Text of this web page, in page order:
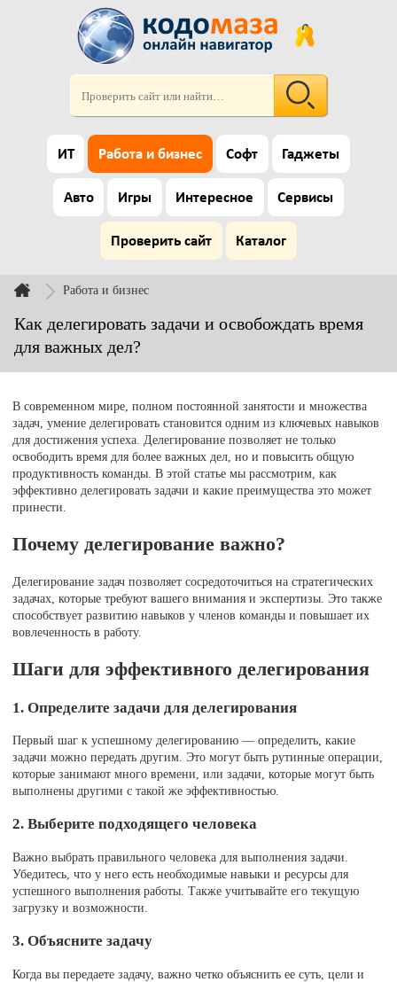
ИТ Работа и бизнес Софт Гаджеты
Авто Игры Интересное Сервисы
Проверить сайт Каталог
Работа и бизнес
Как делегировать задачи и освобождать время
для важных дел?
В современном мире, полном постоянной занятости и множества
задач, умение делегировать становится одним из ключевых навыков
для достижения успеха. Делегирование позволяет не только
освободить время для более важных дел, но и повысить общую
продуктивность команды. В этой статье мы рассмотрим, как
эффективно делегировать задачи и какие преимущества это может
принести.
Почему делегирование важно?
Делегирование задач позволяет сосредоточиться на стратегических
задачах, которые требуют вашего внимания и экспертизы. Это также
способствует развитию навыков у членов команды и повышает их
вовлеченность в работу.
Шаги для эффективного делегирования
1. Определите задачи для делегирования
Первый шаг к успешному делегированию — определить, какие
задачи можно передать другим. Это могут быть рутинные операции,
которые занимают много времени, или задачи, которые могут быть
выполнены другими с такой же эффективностью.
2. Выберите подходящего человека
Важно выбрать правильного человека для выполнения задачи.
Убедитесь, что у него есть необходимые навыки и ресурсы для
успешного выполнения работы. Также учитывайте его текущую
загрузку и возможности.
3. Объясните задачу
Когда вы передаете задачу, важно четко объяснить ее суть, цели и